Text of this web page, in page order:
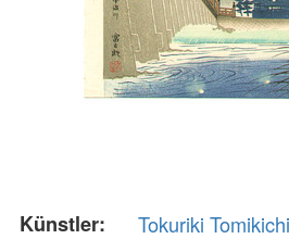
Künstler:
Tokuriki